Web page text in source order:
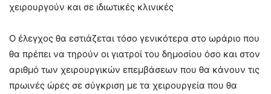
χειρουργούν και σε ιδιωτικές κλινικές
Ο έλεγχος θα εστιάζεται τόσο γενικότερα στο ωράριο που
θα πρέπει να τηρούν οι γιατροί του δημοσίου όσο και στον
αριθμό των χειρουργικών επεμβάσεων που θα κάνουν τις
πρωινές ώρες σε σύγκριση με τα χειρουργεία που θα